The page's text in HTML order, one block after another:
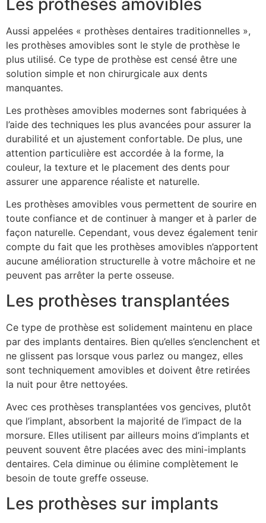
Aussi appelées « prothèses dentaires traditionnelles »,
les prothèses amovibles sont le style de prothèse le
plus utilisé. Ce type de prothèse est censé être une
solution simple et non chirurgicale aux dents
manquantes.
Les prothèses amovibles modernes sont fabriquées à
l’aide des techniques les plus avancées pour assurer la
durabilité et un ajustement confortable. De plus, une
attention particulière est accordée à la forme, la
couleur, la texture et le placement des dents pour
assurer une apparence réaliste et naturelle.
Les prothèses amovibles vous permettent de sourire en
toute confiance et de continuer à manger et à parler de
façon naturelle. Cependant, vous devez également tenir
compte du fait que les prothèses amovibles n’apportent
aucune amélioration structurelle à votre mâchoire et ne
peuvent pas arrêter la perte osseuse.
Les prothèses transplantées
Ce type de prothèse est solidement maintenu en place
par des implants dentaires. Bien qu’elles s’enclenchent et
ne glissent pas lorsque vous parlez ou mangez, elles
sont techniquement amovibles et doivent être retirées
la nuit pour être nettoyées.
Avec ces prothèses transplantées vos gencives, plutôt
que l’implant, absorbent la majorité de l’impact de la
morsure. Elles utilisent par ailleurs moins d’implants et
peuvent souvent être placées avec des mini-implants
dentaires. Cela diminue ou élimine complètement le
besoin de toute greffe osseuse.
Les prothèses sur implants